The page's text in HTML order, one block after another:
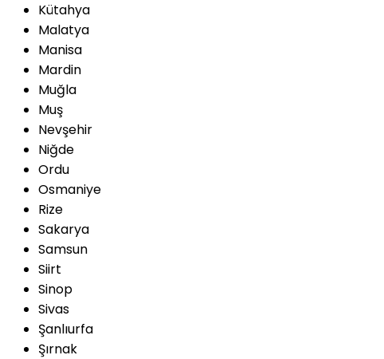
Kütahya
Malatya
Manisa
Mardin
Muğla
Muş
Nevşehir
Niğde
Ordu
Osmaniye
Rize
Sakarya
Samsun
Siirt
Sinop
Sivas
Şanlıurfa
Şırnak